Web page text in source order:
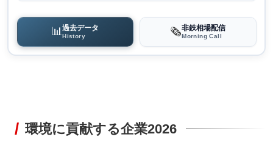
📊過去データ
History 🗞️非鉄相場配信
Morning Call
環境に貢献する企業2026